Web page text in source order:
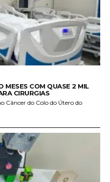
MESES COM QUASE 2 MIL
CIRURGIAS
Câncer do Colo do Útero do